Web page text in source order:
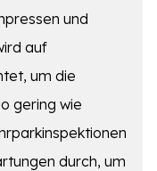
und
auf
um die
gering wie
durch, um